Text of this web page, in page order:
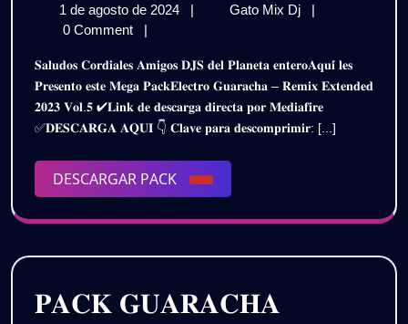
𝗚𝗨𝗔𝗥𝗔𝗖𝗛𝗔
–
𝗥𝗘𝗠𝗜𝗫
𝗘𝗫𝗧𝗘𝗡𝗗𝗘𝗗
𝟮𝟬𝟮𝟯
𝗩𝗢𝗟.𝟱
|
𝗗𝗘𝗦𝗖𝗔𝗥𝗚𝗔
𝗚𝗥𝗔𝗧𝗜𝗦
1 de agosto de 2024
de
2024
| Gato Mix Dj
𝗣𝗔𝗖𝗞
–
𝗥𝗘𝗠𝗜𝗫
𝗘𝗫𝗧𝗘𝗡𝗗𝗘𝗗
𝟮𝟬𝟮𝟯
|
0 Comment
|
𝐒𝐚𝐥𝐮𝐝𝐨𝐬 𝐂𝐨𝐫𝐝𝐢𝐚𝐥𝐞𝐬 𝐀𝐦𝐢𝐠𝐨𝐬 𝐃𝐉𝐒 𝐝𝐞𝐥 𝐏𝐥𝐚𝐧𝐞𝐭𝐚 𝐞𝐧𝐭𝐞𝐫𝐨𝐀𝐪𝐮𝐢́ 𝐥𝐞𝐬
𝐏𝐫𝐞𝐬𝐞𝐧𝐭𝐨 𝐞𝐬𝐭𝐞 𝐌𝐞𝐠𝐚 𝐏𝐚𝐜𝐤𝐄𝐥𝐞𝐜𝐭𝐫𝐨 𝐆𝐮𝐚𝐫𝐚𝐜𝐡𝐚 – 𝐑𝐞𝐦𝐢𝐱 𝐄𝐱𝐭𝐞𝐧𝐝𝐞𝐝
𝟐𝟎𝟐𝟑 𝐕𝐨𝐥.𝟓 ✔𝐋𝐢𝐧𝐤 𝐝𝐞 𝐝𝐞𝐬𝐜𝐚𝐫𝐠𝐚 𝐝𝐢𝐫𝐞𝐜𝐭𝐚 𝐩𝐨𝐫 𝐌𝐞𝐝𝐢𝐚𝐟𝐢𝐫𝐞
✅𝐃𝐄𝐒𝐂𝐀𝐑𝐆𝐀 𝐀𝐐𝐔𝐈 👇 𝐂𝐥𝐚𝐯𝐞 𝐩𝐚𝐫𝐚 𝐝𝐞𝐬𝐜𝐨𝐦𝐩𝐫𝐢𝐦𝐢𝐫: [...]
DESCARGAR PACK
DESCARGAR
PACK
𝐏𝐀𝐂𝐊 𝐆𝐔𝐀𝐑𝐀𝐂𝐇𝐀